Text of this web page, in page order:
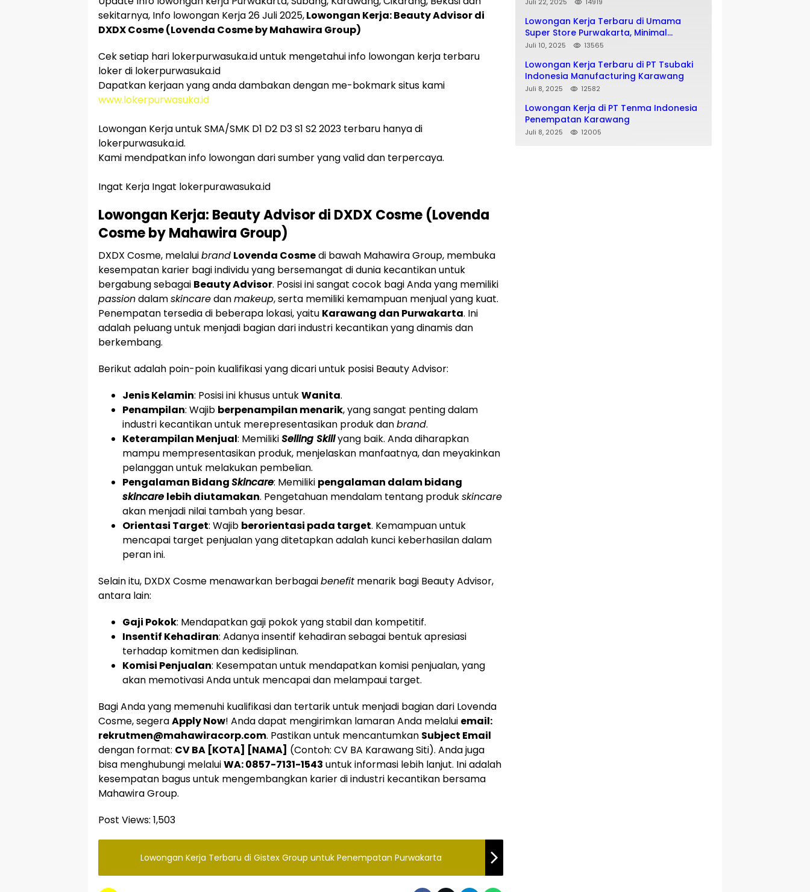
sekitarnya, Info lowongan Kerja 26 Juli 2025,Lowongan Kerja: Beauty Advisor di
DXDX Cosme (Lovenda Cosme by Mahawira Group)
Cek setiap hari lokerpurwasuka.id untuk mengetahui info lowongan kerja terbaru
loker di lokerpurwasuka.id
Dapatkan kerjaan yang anda dambakan dengan me-bokmark situs kami
www.lokerpurwasuka.id
Lowongan Kerja untuk SMA/SMK D1 D2 D3 S1 S2 2023 terbaru hanya di
lokerpurwasuka.id.
Kami mendpatkan info lowongan dari sumber yang valid dan terpercaya.
Ingat Kerja Ingat lokerpurawasuka.id
Lowongan Kerja: Beauty Advisor di DXDX Cosme (Lovenda
Cosme by Mahawira Group)
DXDX Cosme, melaluibrand Lovenda Cosmedi bawah Mahawira Group, membuka
kesempatan karier bagi individu yang bersemangat di dunia kecantikan untuk
bergabung sebagai Beauty Advisor. Posisi ini sangat cocok bagi Anda yang memiliki
passiondalamskincaredanmakeup, serta memiliki kemampuan menjual yang kuat.
Penempatan tersedia di beberapa lokasi, yaitu Karawang dan Purwakarta. Ini
adalah peluang untuk menjadi bagian dari industri kecantikan yang dinamis dan
berkembang.
Berikut adalah poin-poin kualifikasi yang dicari untuk posisi Beauty Advisor:
Jenis Kelamin: Posisi ini khusus untukWanita.
Penampilan: Wajib berpenampilan menarik, yang sangat penting dalam
industri kecantikan untuk merepresentasikan produk danbrand.
Keterampilan Menjual: MemilikiSelling Skillyang baik. Anda diharapkan
mampu mempresentasikan produk, menjelaskan manfaatnya, dan meyakinkan
pelanggan untuk melakukan pembelian.
Pengalaman BidangSkincare: Memiliki pengalaman dalam bidang
skincare lebih diutamakan. Pengetahuan mendalam tentang produkskincare
akan menjadi nilai tambah yang besar.
Orientasi Target: Wajib berorientasi pada target. Kemampuan untuk
mencapai target penjualan yang ditetapkan adalah kunci keberhasilan dalam
peran ini.
Selain itu, DXDX Cosme menawarkan berbagaibenefit menarik bagi Beauty Advisor,
antara lain:
Gaji Pokok: Mendapatkan gaji pokok yang stabil dan kompetitif.
Insentif Kehadiran: Adanya insentif kehadiran sebagai bentuk apresiasi
terhadap komitmen dan kedisiplinan.
Komisi Penjualan: Kesempatan untuk mendapatkan komisi penjualan, yang
akan memotivasi Anda untuk mencapai dan melampaui target.
Bagi Anda yang memenuhi kualifikasi dan tertarik untuk menjadi bagian dari Lovenda
Cosme, segeraApply Now! Anda dapat mengirimkan lamaran Anda melalui email:
rekrutmen@mahawiracorp.com. Pastikan untuk mencantumkan Subject Email
dengan format: CV BA [KOTA] [NAMA] (Contoh: CV BA Karawang Siti). Anda juga
bisa menghubungi melaluiWA: 0857-7131-1543 untuk informasi lebih lanjut. Ini adalah
kesempatan bagus untuk mengembangkan karier di industri kecantikan bersama
Mahawira Group.
Post Views: 1,503
Lowongan Kerja Terbaru di Gistex Group untuk Penempatan Purwakarta
Lowongan Kerja Terbaru di Umama
Super Store Purwakarta, Minimal
Lulusan SMA SMK
Juli 10, 2025 13565
Lowongan Kerja Terbaru di PT Tsubaki
Indonesia Manufacturing Karawang
Juli 8, 2025 12582
Lowongan Kerja di PT Tenma Indonesia
Penempatan Karawang
Juli 8, 2025 12005